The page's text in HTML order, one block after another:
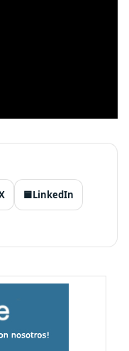
🟦LinkedIn